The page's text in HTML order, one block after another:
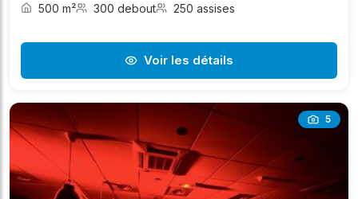
500 m² 300 debout 250 assises
Voir les détails
5